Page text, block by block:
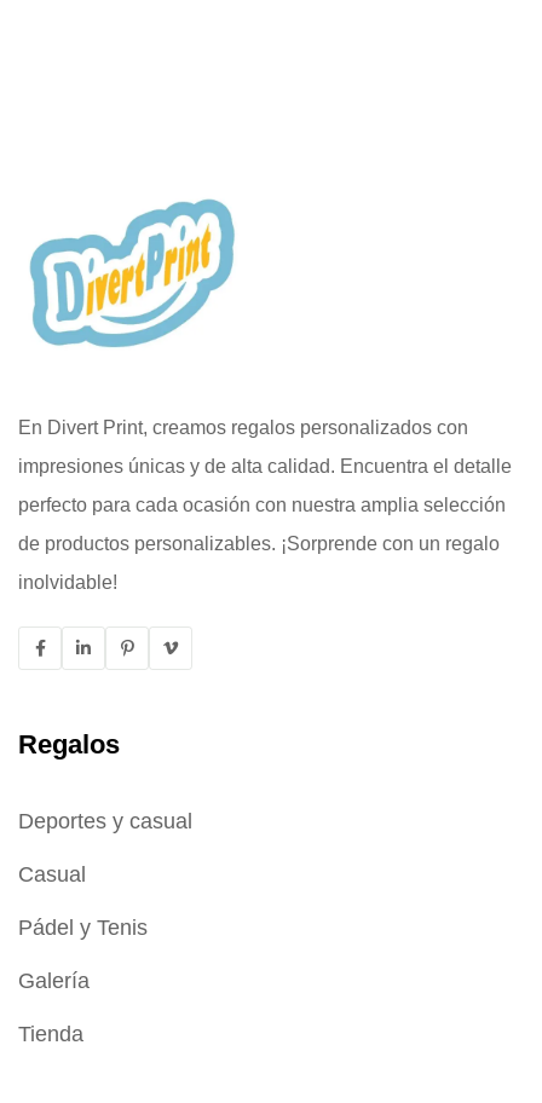
En Divert Print, creamos regalos personalizados con
impresiones únicas y de alta calidad. Encuentra el detalle
perfecto para cada ocasión con nuestra amplia selección
de productos personalizables. ¡Sorprende con un regalo
inolvidable!
Regalos
Deportes y casual
Casual
Pádel y Tenis
Galería
Tienda